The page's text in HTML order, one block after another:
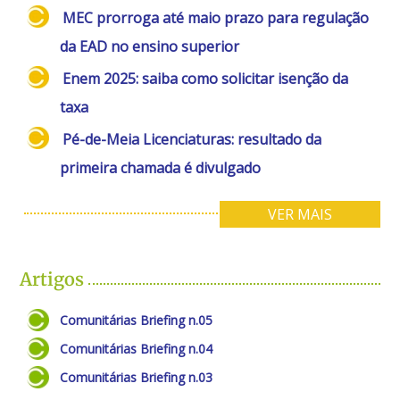
MEC prorroga até maio prazo para regulação
da EAD no ensino superior
Enem 2025: saiba como solicitar isenção da
taxa
Pé-de-Meia Licenciaturas: resultado da
primeira chamada é divulgado
VER MAIS
Artigos
Comunitárias Briefing n.05
Comunitárias Briefing n.04
Comunitárias Briefing n.03